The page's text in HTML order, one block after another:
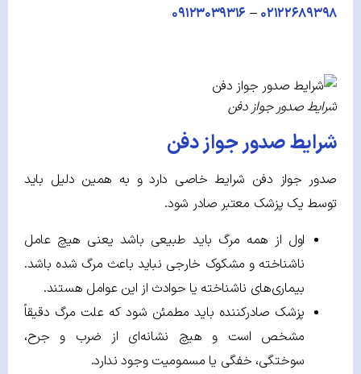
۰۲۱۲۲۶۸۹۳۹۸ – ۰۹۱۲۳۰۳۹۳۱۶
شرایط صدور جواز دفن
شرایط صدور جواز دفن
صدور جواز دفن شرایط خاصی دارد و به همین دلیل باید
توسط یک پزشک معتبر صادر شود.
اول از همه مرگ باید طبیعی باشد یعنی هیچ عامل
ناشناخته و مشکوک خارجی نباید باعث مرگ شده باشد.
بیماری‌های ناشناخته یا حوادث از این عوامل هستند.
پزشک صادرکننده باید مطمئن شود که علت مرگ دقیقاً
مشخص است و هیچ نشانه‌ای از ضرب و جرح،
سوختگی، خفگی یا مسمومیت وجود ندارد.